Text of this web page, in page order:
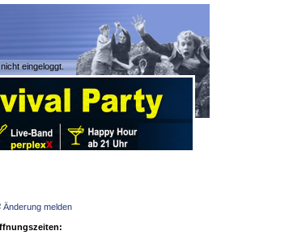
eingeloggt.
Änderung melden